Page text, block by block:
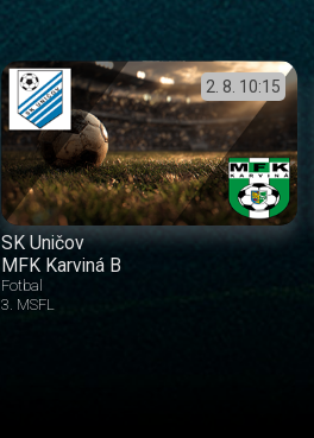
2. 8. 10:15
SK Uničov
MFK Karviná B
Fotbal
3. MSFL